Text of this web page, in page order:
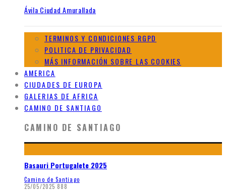
Ávila Ciudad Amurallada
TERMINOS Y CONDICIONES RGPD
POLITICA DE PRIVACIDAD
MÁS INFORMACIÓN SOBRE LAS COOKIES
AMERICA
CIUDADES DE EUROPA
GALERIAS DE AFRICA
CAMINO DE SANTIAGO
CAMINO DE SANTIAGO
Basauri Portugalete 2025
Camino de Santiago
25/05/2025 888